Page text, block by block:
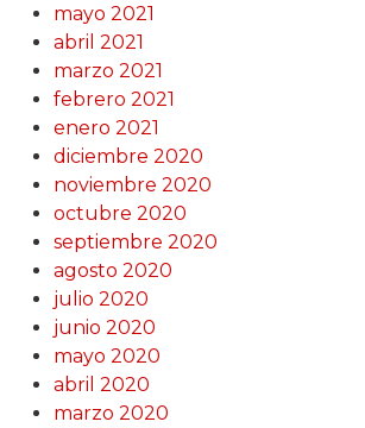
mayo 2021
abril 2021
marzo 2021
febrero 2021
enero 2021
diciembre 2020
noviembre 2020
octubre 2020
septiembre 2020
agosto 2020
julio 2020
junio 2020
mayo 2020
abril 2020
marzo 2020